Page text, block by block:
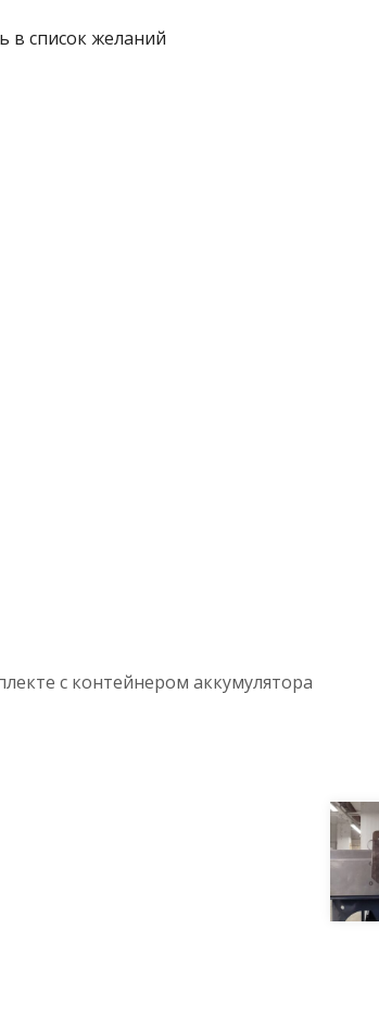
в список желаний
с контейнером аккумулятора